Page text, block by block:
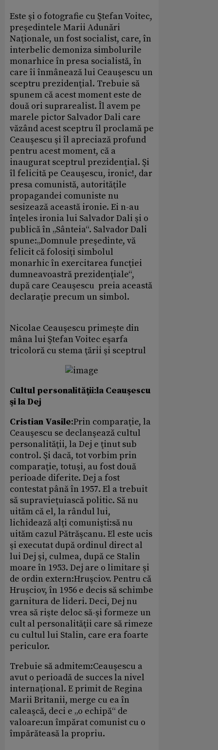
Este şi o fotografie cu Ştefan Voitec,
preşedintele Marii Adunări
Naţionale, un fost socialist, care, în
interbelic demoniza simbolurile
monarhice în presa socialistă, în
care îi înmânează lui Ceauşescu un
sceptru prezidenţial. Trebuie să
spunem că acest moment este de
două ori suprarealist. Îl avem pe
marele pictor Salvador Dali care
văzând acest sceptru îl proclamă pe
Ceauşescu şi îl apreciază profund
pentru acest moment, că a
inaugurat sceptrul prezidenţial. Şi
îl felicită pe Ceauşescu, ironic!, dar
presa comunistă, autorităţile
propagandei comuniste nu
sesizează această ironie. Ei n-au
înţeles ironia lui Salvador Dali şi o
publică în „Sânteia“. Salvador Dali
spune:„Domnule preşedinte, vă
felicit că folosiţi simbolul
monarhic în exercitarea funcţiei
dumneavoastră prezidenţiale“,
după care Ceauşescu preia această
declaraţie precum un simbol.
Nicolae Ceauşescu primeşte din
mâna lui Ştefan Voitec eşarfa
tricoloră cu stema ţării şi sceptrul
Cultul personalităţii:la Ceauşescu
şi la Dej
Cristian Vasile:Prin comparaţie, la
Ceauşescu se declanşează cultul
personalităţii, la Dej e ţinut sub
control. Şi dacă, tot vorbim prin
comparaţie, totuşi, au fost două
perioade diferite. Dej a fost
contestat până în 1957. El a trebuit
să supravieţuiască politic. Să nu
uităm că el, la rândul lui,
lichidează alţi comunişti:să nu
uităm cazul Pătrăşcanu. El este ucis
şi executat după ordinul direct al
lui Dej şi, culmea, după ce Stalin
moare în 1953. Dej are o limitare şi
de ordin extern:Hruşciov. Pentru că
Hruşciov, în 1956 e decis să schimbe
garnitura de lideri. Deci, Dej nu
vrea să rişte deloc să-şi formeze un
cult al personalităţii care să rimeze
cu cultul lui Stalin, care era foarte
periculor.
Trebuie să admitem:Ceauşescu a
avut o perioadă de succes la nivel
internaţional. E primit de Regina
Marii Britanii, merge cu ea în
caleaşcă, deci e „o echipă“ de
valoare:un împărat comunist cu o
împărăteasă la propriu.